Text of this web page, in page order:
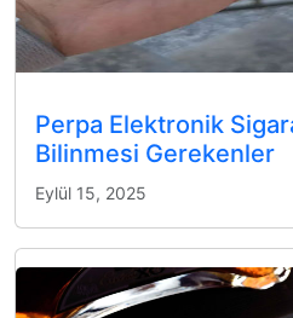
Perpa Elektronik
Bilinmesi Gerekenler
Eylül 15, 2025